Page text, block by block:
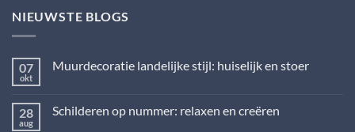
NIEUWSTE BLOGS
07
okt
Muurdecoratie landelijke stijl: huiselijk en stoer
Muurdecoratie
28
aug
Schilderen op nummer: relaxen en creëren